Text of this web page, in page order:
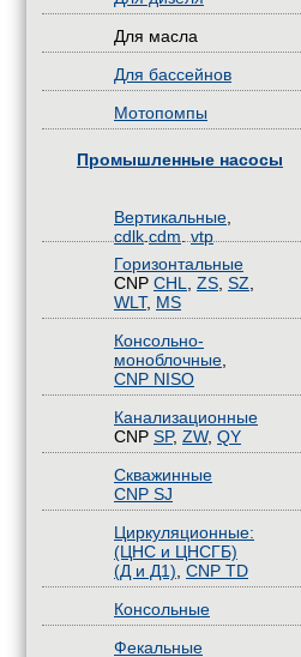
Для масла
Для бассейнов
Мотопомпы
Промышленные насосы
Вертикальные
cdlk cdm vtp
Горизонтальные
CNP CHL ZS SZ
WLT, MS
Консольно-
моноблочные
CNP NISO
Канализационные
CNP SP, ZW, QY
Скважинные
CNP SJ
Циркуляционные:
(ЦНС и ЦНСГБ)
(Д и Д1) CNP TD
Консольные
Фекальные